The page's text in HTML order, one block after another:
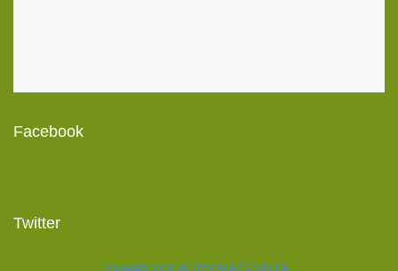
Facebook
Twitter